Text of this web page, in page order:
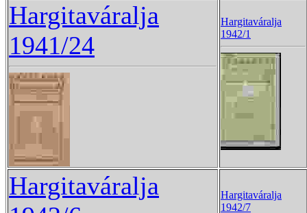
Hargitaváralja
1941/24
Hargitaváralja
1942/1
Hargitaváralja
Hargitaváralja
1942/7